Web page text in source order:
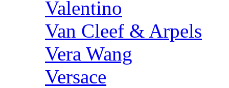
Valentino
Van Cleef & Arpels
Vera Wang
Versace